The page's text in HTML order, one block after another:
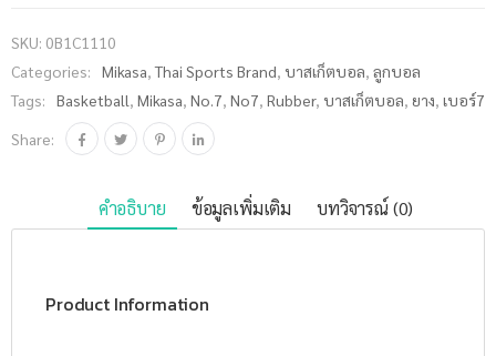
SKU: 0B1C1110
Categories:
Mikasa,Thai Sports Brand, บาสเก็ตบอล, ลูกบอล
Tags:
Basketball, Mikasa, No.7, No7, Rubber, บาสเก็ตบอล, ยาง, เบอร์7
Share:
คำอธิบาย ข้อมูลเพิ่มเติม บทวิจารณ์ (0)
Product Information